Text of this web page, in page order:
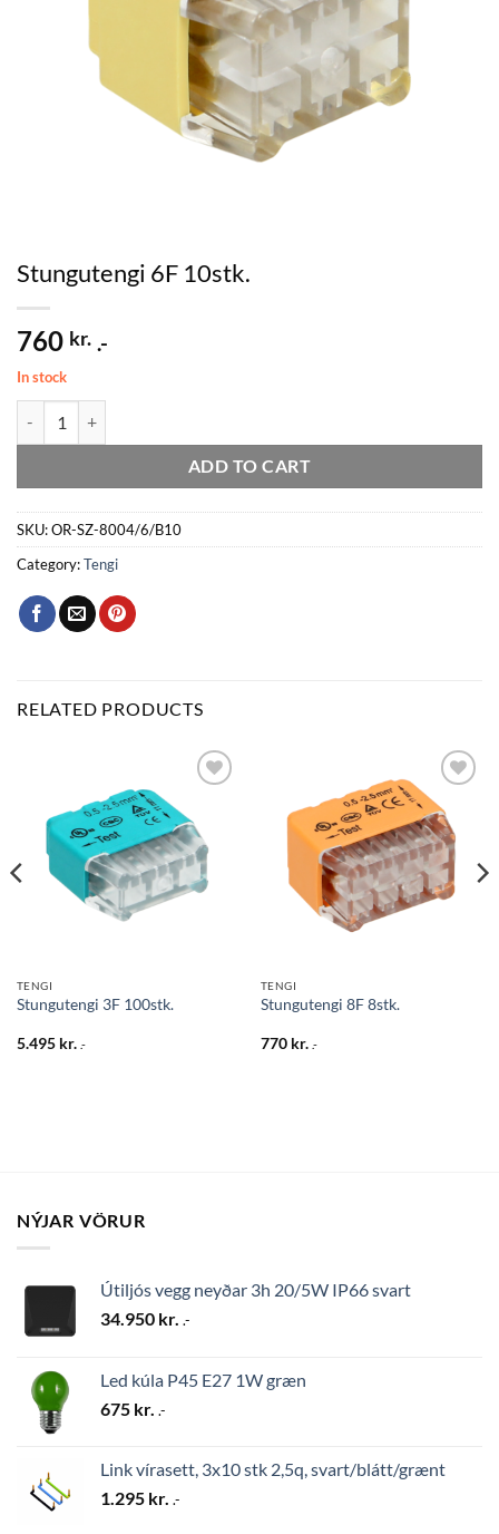
Stungutengi 6F 10stk.
760 kr. .-
In stock
ADD TO CART
SKU:OR-SZ-8004/6/B10
Category:Tengi
RELATED PRODUCTS
við á
óskalista
TENGI
Stungutengi 3F 100stk.
5.495 kr. .-
Bæta
við á
óskalista
TENGI
Stungutengi 8F 8stk.
770 kr. .-
NÝJAR VÖRUR
Útiljós vegg neyðar 3h 20/5W IP66 svart
34.950 kr. .-
Led kúla P45 E27 1W græn
675 kr. .-
Link vírasett, 3x10 stk 2,5q, svart/blátt/grænt
1.295 kr. .-